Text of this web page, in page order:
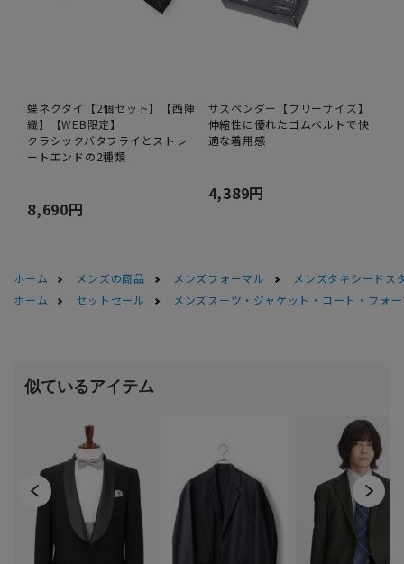
蝶ネクタイ【2個セット】【西陣
織】【WEB限定】
クラシックバタフライとストレ
ートエンドの2種類
8,690円
サスペンダー【フリーサイズ】
伸縮性に優れたゴムベルトで快
適な着用感
4,389円
ホーム メンズの商品 メンズフォーマル
メンズタキシードス
ホーム
セットセール メンズスーツ・ジャケット・コート・フォ